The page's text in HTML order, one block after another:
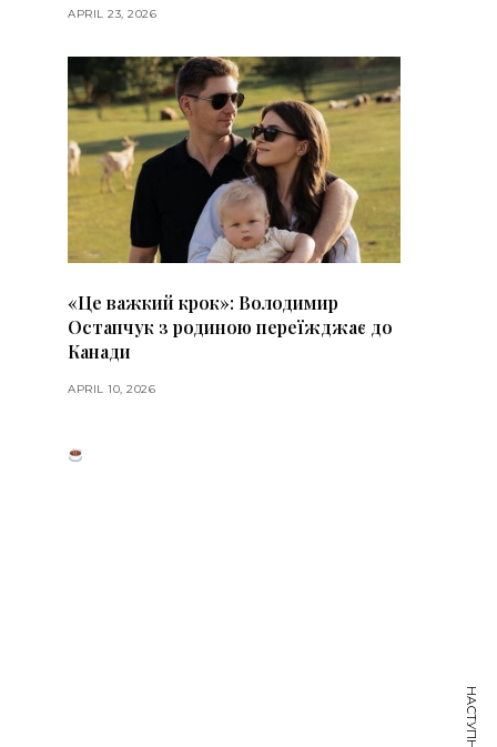
APRIL 23, 2026
«Це важкий крок»: Володимир
Остапчук з родиною переїжджає до
Канади
APRIL 10, 2026